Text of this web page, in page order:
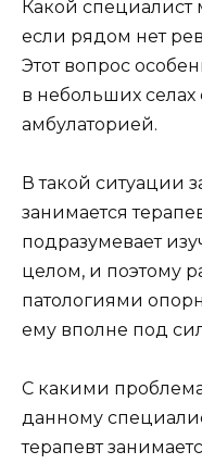
Какой специалист
если рядом нет
Этот вопрос
в небольших
амбулаторией.
В такой ситуации
занимается
подразумевает
целом, и поэтому
патологиями
ему вполне под
С какими
данному
терапевт